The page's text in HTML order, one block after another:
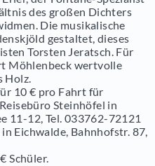
des großen Dichters
Die musikalische
gestaltet, dieses
Torsten Jeratsch. Für
Möhlenbeck wertvolle
Holz.
10 € pro Fahrt für
Steinhöfel in
11-12, Tel. 033762-72121
Eichwalde, Bahnhofstr. 87,
Schüler.